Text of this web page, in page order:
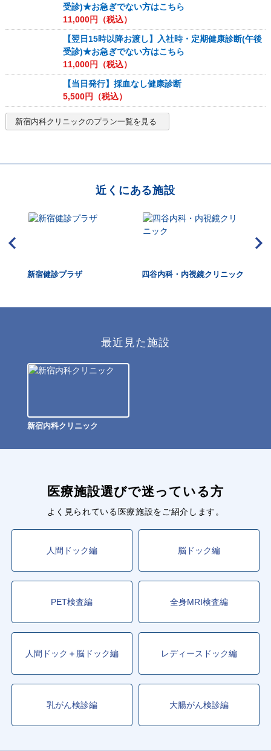
受診)★お急ぎでない方はこちら
11,000円（税込）
【翌日15時以降お渡し】入社時・定期健康診断(午後
受診)★お急ぎでない方はこちら
11,000円（税込）
【当日発行】採血なし健康診断
5,500円（税込）
新宿内科クリニックのプラン一覧を見る
近くにある施設
新宿健診プラザ 四谷内科・内視鏡クリニック
最近見た施設
新宿内科クリニック
医療施設選びで迷っている方
よく見られている医療施設をご紹介します。
人間ドック編 脳ドック編
PET検査編 全身MRI検査編
人間ドック＋脳ドック編 レディースドック編
乳がん検診編 大腸がん検診編